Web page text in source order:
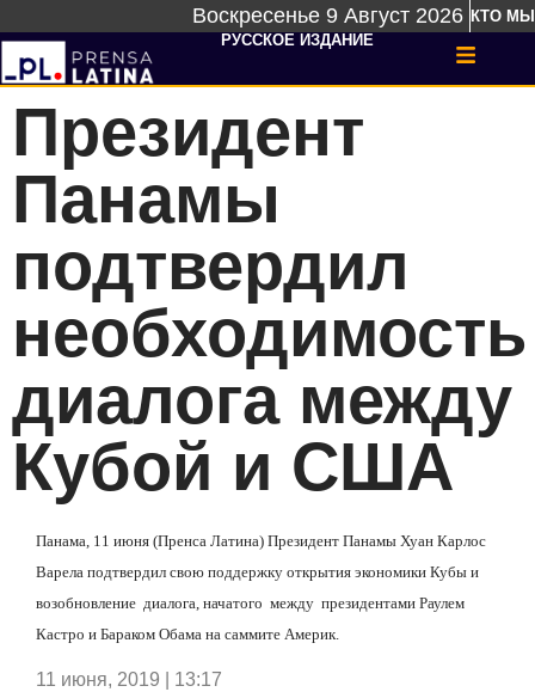
Воскресенье 9 Август 2026 КТО МЫ
РУССКОЕ ИЗДАНИЕ
Президент
Панамы
подтвердил
необходимость
диалога между
Кубой и США
Панама, 11 июня (Пренса Латина) Президент Панамы Хуан Карлос
Варела подтвердил свою поддержку открытия экономики Кубы и
возобновление диалога, начатого между президентами Раулем
Кастро и Бараком Обама на саммите Америк.
11 июня, 2019 | 13:17